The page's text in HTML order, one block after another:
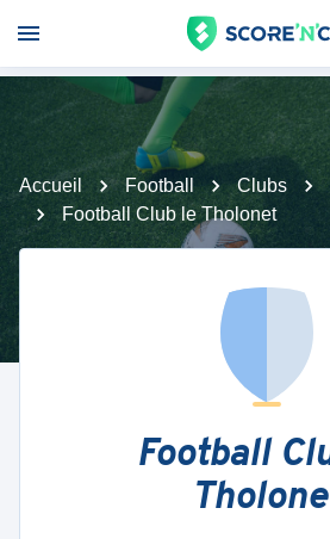
Accueil Football Clubs
Football Club le Tholonet
Football